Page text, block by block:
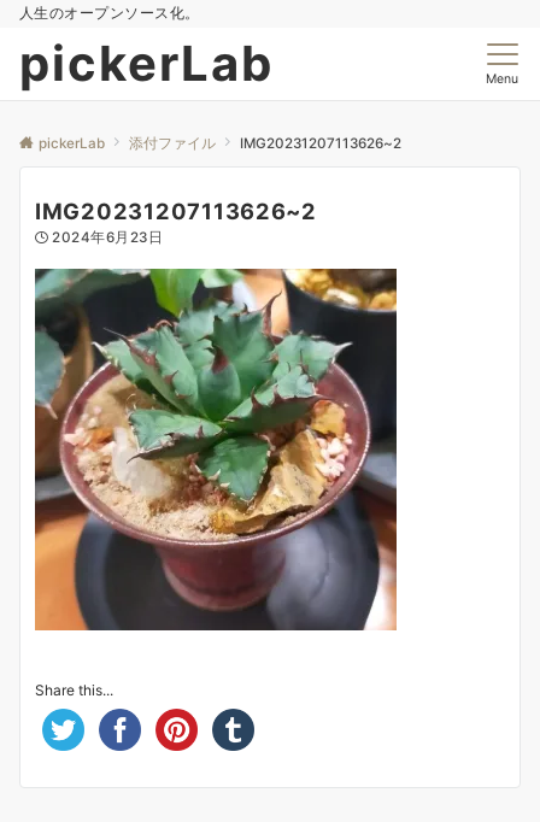
人生のオープンソース化。
pickerLab Menu
pickerLab 添付ファイル IMG20231207113626~2
IMG20231207113626~2
2024年6月23日
Share this...